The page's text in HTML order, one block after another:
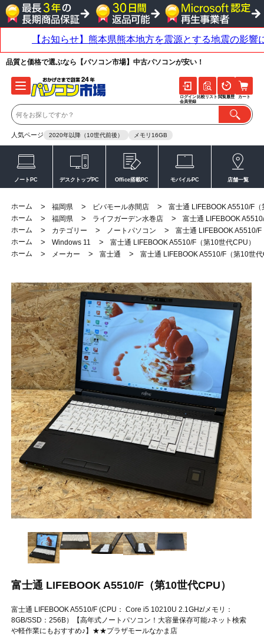
品質と価格で選ぶなら【パソコン市場】中古パソコンが安い！
人気ページ 2020年以降（10世代前後） メモリ16GB
ログイン
会員登録
比較リスト 閲覧履歴 カート
ノートPC デスクトップPC Office搭載PC モバイルPC 店舗一覧
ホーム > 福岡県 > ビバモール赤間店 >
富士通 LIFEBOOK A5510/F
ホーム
> 福岡県 > ライフガーデン水巻店 >
富士通 LIFEBOOK
ホーム
> カテゴリー > ノートパソコン >
富士通 LIFEBOOK A5510/
ホーム
> Windows 11 >
富士通 LIFEBOOK A5510/F（第10世代CPU）
ホーム
> メーカー > 富士通 > 富士通 LIFEBOOK A5510/F（第10世
富士通 LIFEBOOK A5510/F（第10世代CPU）
富士通 LIFEBOOK A5510/F (CPU： Core i5 10210U 2.1GHz/メモリ：
8GB/SSD：256B）【高年式ノートパソコン！大容量保存可能♪ネット検索
や軽作業にもおすすめ♪】★★プラザモールなかま店